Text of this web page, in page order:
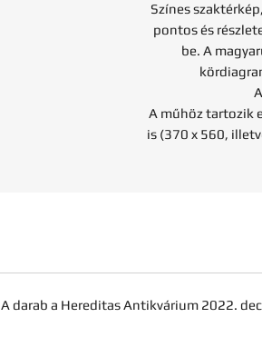
Színes
pontos és
be. A
A műhöz tartozik
is (370 x 560,
A darab a Hereditas Antikvárium 2022.